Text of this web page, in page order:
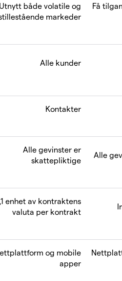
Utnytt både volatile og
markeder
Få
Alle kunder
Kontakter
Alle gevinster er
skattepliktige
Alle
enhet av kontraktens
valuta per kontrakt
og mobile
apper